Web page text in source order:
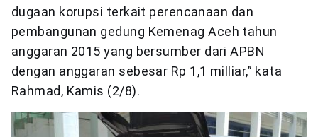
dugaan korupsi terkait perencanaan dan
pembangunan gedung Kemenag Aceh tahun
anggaran 2015 yang bersumber dari APBN
dengan anggaran sebesar Rp 1,1 milliar,” kata
Rahmad, Kamis (2/8).